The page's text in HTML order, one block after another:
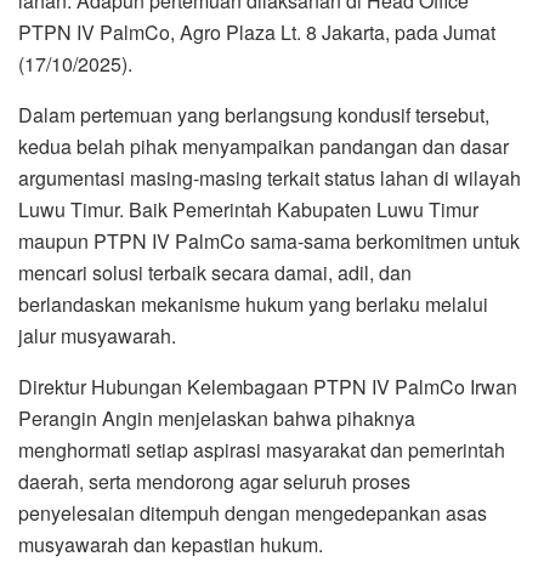
PTPN IV PalmCo, Agro Plaza Lt. 8 Jakarta, pada Jumat
(17/10/2025).
Dalam pertemuan yang berlangsung kondusif tersebut,
kedua belah pihak menyampaikan pandangan dan dasar
argumentasi masing-masing terkait status lahan di wilayah
Luwu Timur. Baik Pemerintah Kabupaten Luwu Timur
maupun PTPN IV PalmCo sama-sama berkomitmen untuk
mencari solusi terbaik secara damai, adil, dan
berlandaskan mekanisme hukum yang berlaku melalui
jalur musyawarah.
Direktur Hubungan Kelembagaan PTPN IV PalmCo Irwan
Perangin Angin menjelaskan bahwa pihaknya
menghormati setiap aspirasi masyarakat dan pemerintah
daerah, serta mendorong agar seluruh proses
penyelesaian ditempuh dengan mengedepankan asas
musyawarah dan kepastian hukum.